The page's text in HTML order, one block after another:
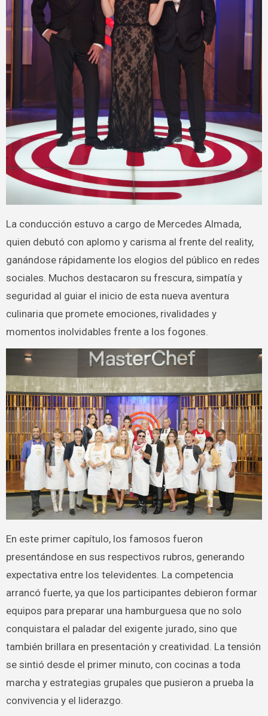
La conducción estuvo a cargo de Mercedes Almada,
quien debutó con aplomo y carisma al frente del reality,
ganándose rápidamente los elogios del público en redes
sociales. Muchos destacaron su frescura, simpatía y
seguridad al guiar el inicio de esta nueva aventura
culinaria que promete emociones, rivalidades y
momentos inolvidables frente a los fogones.
En este primer capítulo, los famosos fueron
presentándose en sus respectivos rubros, generando
expectativa entre los televidentes. La competencia
arrancó fuerte, ya que los participantes debieron formar
equipos para preparar una hamburguesa que no solo
conquistara el paladar del exigente jurado, sino que
también brillara en presentación y creatividad. La tensión
se sintió desde el primer minuto, con cocinas a toda
marcha y estrategias grupales que pusieron a prueba la
convivencia y el liderazgo.